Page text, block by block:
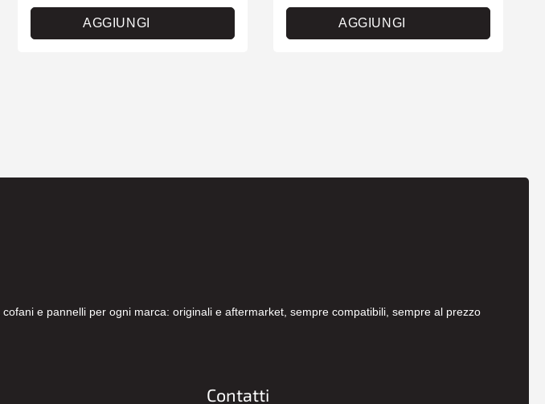
AGGIUNGI AGGIUNGI
e pannelli per ogni marca: originali e aftermarket, sempre compatibili, sempre al prezzo
Contatti